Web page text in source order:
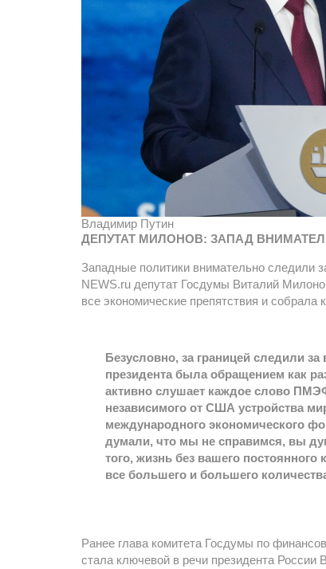
Владимир Путин
ДЕПУТАТ МИЛОНОВ: ЗАПАД
Западные политики внимательно следили
NEWS.ru депутат Госдумы Виталий
все экономические препятствия и
Безусловно, за границей следили
президента была обращением как
активно слушает каждое слово
независимого от США устройства
международного экономического
думали, что мы не справимся, вы
того, жизнь без вашего
все большего и большего
Ранее глава комитета Госдумы по
стала ключевой в речи президента